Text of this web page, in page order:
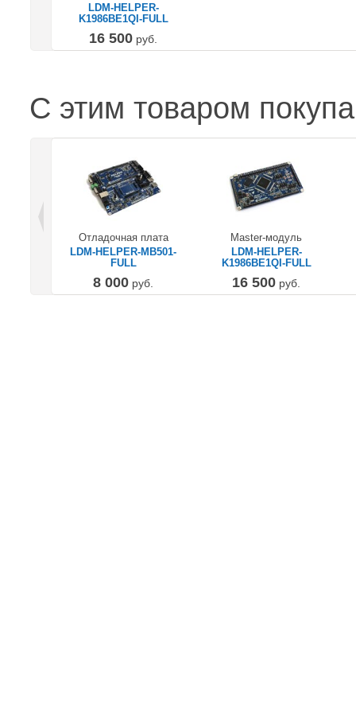
LDM-HELPER-
K1986BE1QI-FULL
16 500 руб.
С этим товаром
Отладочная плата
LDM-HELPER-MB501-
FULL
8 000 руб.
Master-модуль
LDM-HELPER-
K1986BE1QI-FULL
16 500 руб.